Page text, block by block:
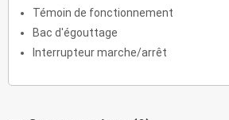
Témoin de fonctionnement
Bac d'égouttage
Interrupteur marche/arrêt